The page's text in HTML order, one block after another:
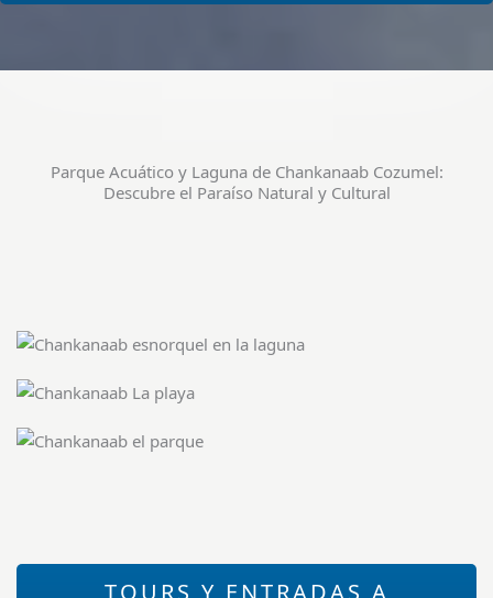
Parque Acuático y Laguna de Chankanaab Cozumel:
Descubre el Paraíso Natural y Cultural
TOURS Y ENTRADAS A